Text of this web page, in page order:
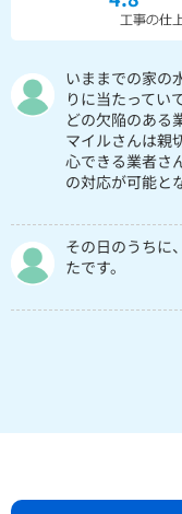
いままでの家の
りに当たってい
どの欠陥のある
マイルさんは親
心できる業者さ
の対応が可能と
その日のうちに
たです。